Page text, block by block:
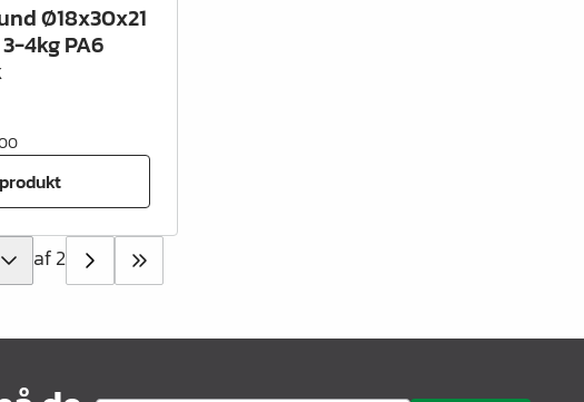
Ø18x30x21
4kg PA6
af 2